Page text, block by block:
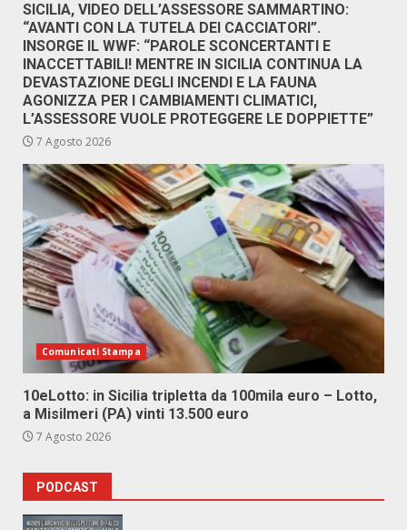
SICILIA, VIDEO DELL’ASSESSORE SAMMARTINO:
“AVANTI CON LA TUTELA DEI CACCIATORI”.
INSORGE IL WWF: “PAROLE SCONCERTANTI E
INACCETTABILI! MENTRE IN SICILIA CONTINUA LA
DEVASTAZIONE DEGLI INCENDI E LA FAUNA
AGONIZZA PER I CAMBIAMENTI CLIMATICI,
L’ASSESSORE VUOLE PROTEGGERE LE DOPPIETTE”
7 Agosto 2026
Comunicati Stampa
10eLotto: in Sicilia tripletta da 100mila euro – Lotto,
a Misilmeri (PA) vinti 13.500 euro
7 Agosto 2026
PODCAST